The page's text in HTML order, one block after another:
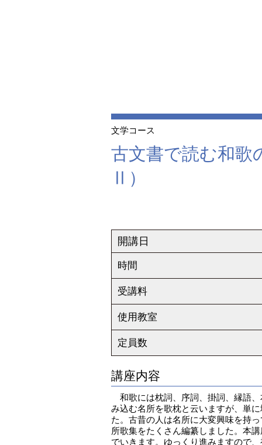
文学コース
古文書で読む和
Ⅱ）
開講日
時間
受講料
使用教室
定員数
講座内容
和歌には枕詞、序詞、掛詞、縁語
み込む名所を歌枕と云いますが、単
た。古昔の人は名所に大変興味を持
所歌集をたくさん編纂しました。本
でいきます。ゆっくり進みますので